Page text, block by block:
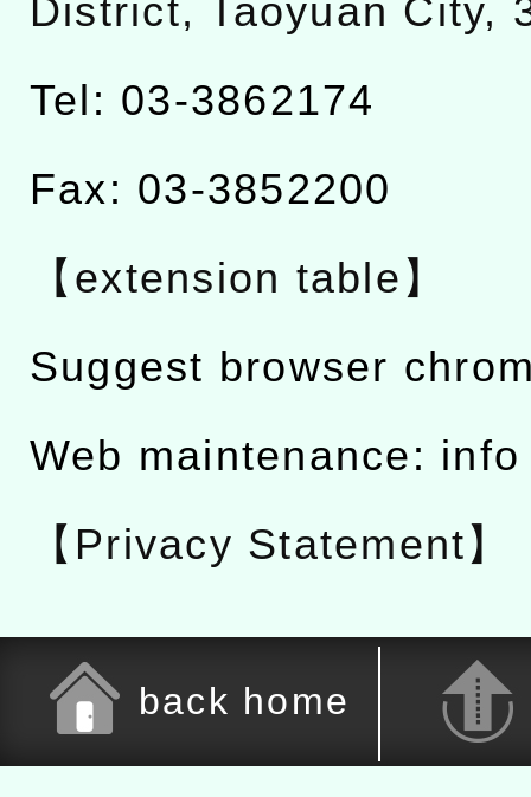
District, Taoyuan City,
Tel: 03-3862174
Fax: 03-3852200
【extension table】
Suggest browser
Web maintenance:
【Privacy Statement】
back home